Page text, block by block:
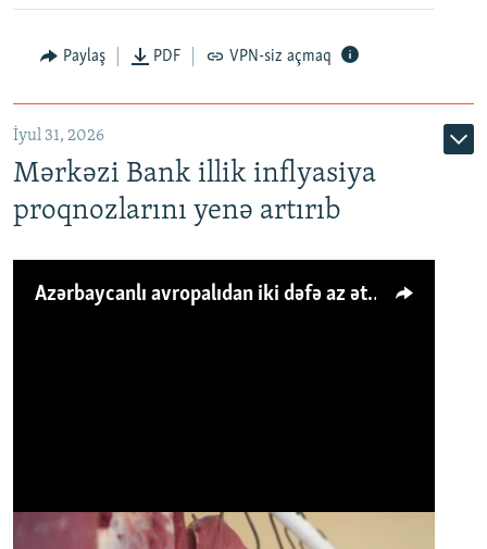
Paylaş PDF VPN-siz açmaq
İyul 31, 2026
Mərkəzi Bank illik inflyasiya
proqnozlarını yenə artırıb
Azərbaycanlı avropalıdan iki dəfə az ət yeyir, amma... 'Qiymət artımı qaçılmazdır'